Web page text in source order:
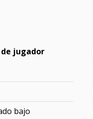
jugador
bajo